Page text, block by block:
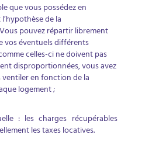
que vous possédez en
de la
pouvez répartir librement
vos éventuels différents
celles-ci ne doivent pas
disproportionnées, vous avez
en fonction de la
logement ;
: les charges récupérables
les taxes locatives.